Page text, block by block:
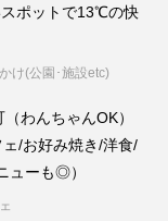
ポットで13℃の快
け(公園･施設etc)
わんちゃんOK）
/お好み焼き/洋食/
ューも◎）